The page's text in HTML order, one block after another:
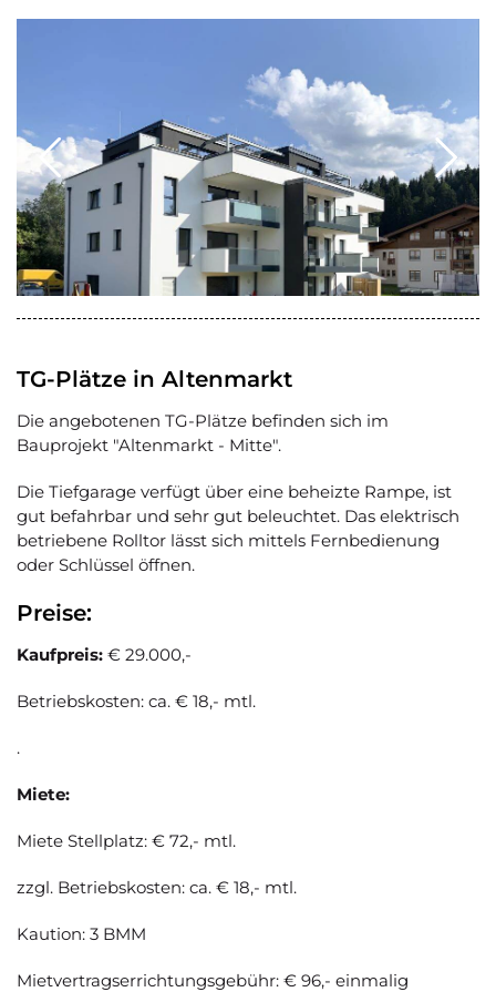
TG-Plätze in Altenmarkt
Die angebotenen TG-Plätze befinden sich im
Bauprojekt "Altenmarkt - Mitte".
Die Tiefgarage verfügt über eine beheizte Rampe, ist
gut befahrbar und sehr gut beleuchtet. Das elektrisch
betriebene Rolltor lässt sich mittels Fernbedienung
oder Schlüssel öffnen.
Preise:
Kaufpreis: € 29.000,-
Betriebskosten: ca. € 18,- mtl.
.
Miete:
Miete Stellplatz: € 72,- mtl.
zzgl. Betriebskosten: ca. € 18,- mtl.
Kaution: 3 BMM
Mietvertragserrichtungsgebühr: € 96,- einmalig